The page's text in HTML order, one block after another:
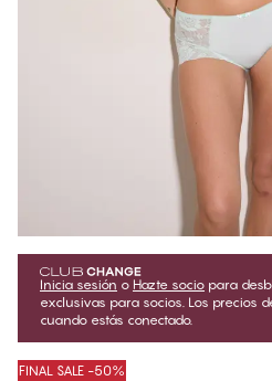
Inicia sesión o Hazte socio para
exclusivas para socios. Los precios
cuando estás conectado.
FINAL SALE -50%